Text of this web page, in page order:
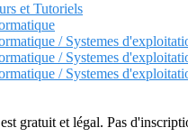
et Tutoriels
/ Systemes
/ Systemes
/ Systemes
gratuit et légal. Pas